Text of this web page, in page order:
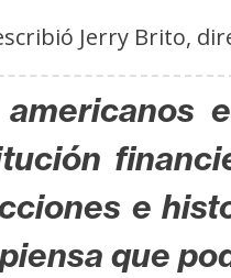
Jerry Brito,
e
que